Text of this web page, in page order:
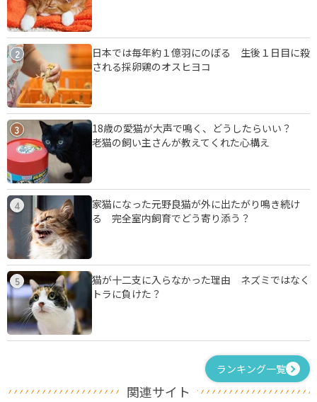
2
日本では毎年約１億羽にのぼる 生後１日目に殺
される採卵鶏のオスヒヨコ
3
18歳の愛猫が大声で鳴く、どうしたらいい？
老猫の飼い主さんが教えてくれた心構え
4
家猫になった元野良猫が外に出たがり鳴き続け
る 完全室内飼育でどう寄り添う？
5
猫が十二支に入らなかった理由 ネズミではなく
トラに負けた？
ランキング一覧
関連サイト